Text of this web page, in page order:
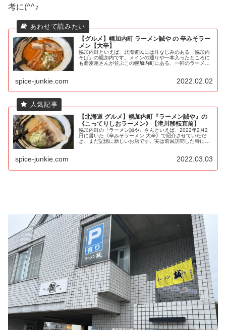
考に(^^♪
【グルメ】幌加内町 ラーメン誠や の 辛みそラー
メン【大辛】
幌加内町といえば、北海道民には耳なじみのある「幌加内
そば」の幌加内です。メインの通りや一本入ったところに
も蕎麦屋さんが並ぶこの幌加内町にある、一軒のラーメン
spice-junkie.com 2022.02.02
【北海道 グルメ】幌加内町『ラーメン誠や』の
《こってりしおラーメン》【滝川移転直前】
幌加内町の『ラーメン誠や』さんといえば、2022年2月2
日に書いた《辛みそラーメン 大辛》で紹介させていただ
き、まだ記憶に新しいお店です。実は前回訪問した時に、
spice-junkie.com 2022.03.03